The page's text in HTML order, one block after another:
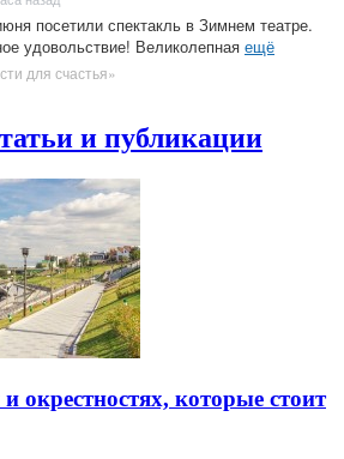
посетили спектакль в Зимнем театре.
удовольствие! Великолепная ещё
для счастья»
и публикации
окрестностях, которые стоит